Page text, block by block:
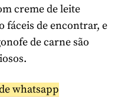
creme de leite
fáceis de encontrar, e
de carne são
whatsapp